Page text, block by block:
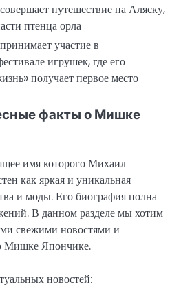
путешествие на Аляску,
птенца орла
участие в
игрушек, где его
получает первое место
факты о Мишке
имя которого Михаил
как яркая и уникальная
и моды. Его биография полна
В данном разделе мы хотим
свежими новостями и
Мишке Япончике.
новостей: